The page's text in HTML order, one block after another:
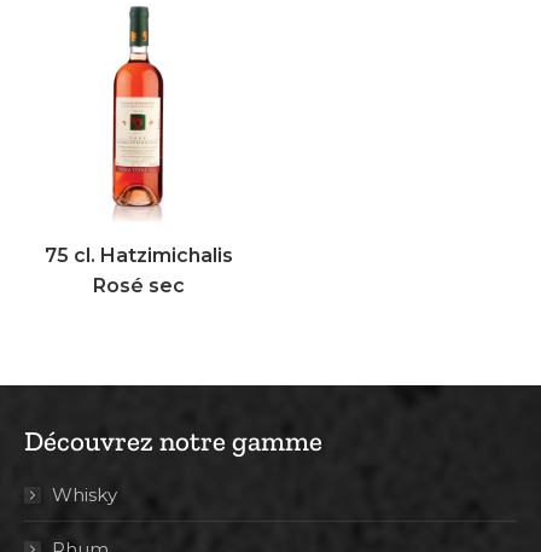
75 cl. Hatzimichalis
Rosé sec
Découvrez notre gamme
Whisky